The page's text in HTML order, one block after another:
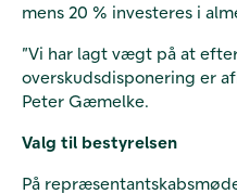
mens 20 % investeres i
”Vi har lagt vægt på at
overskudsdisponering er
Peter Gæmelke.
Valg til bestyrelsen
På